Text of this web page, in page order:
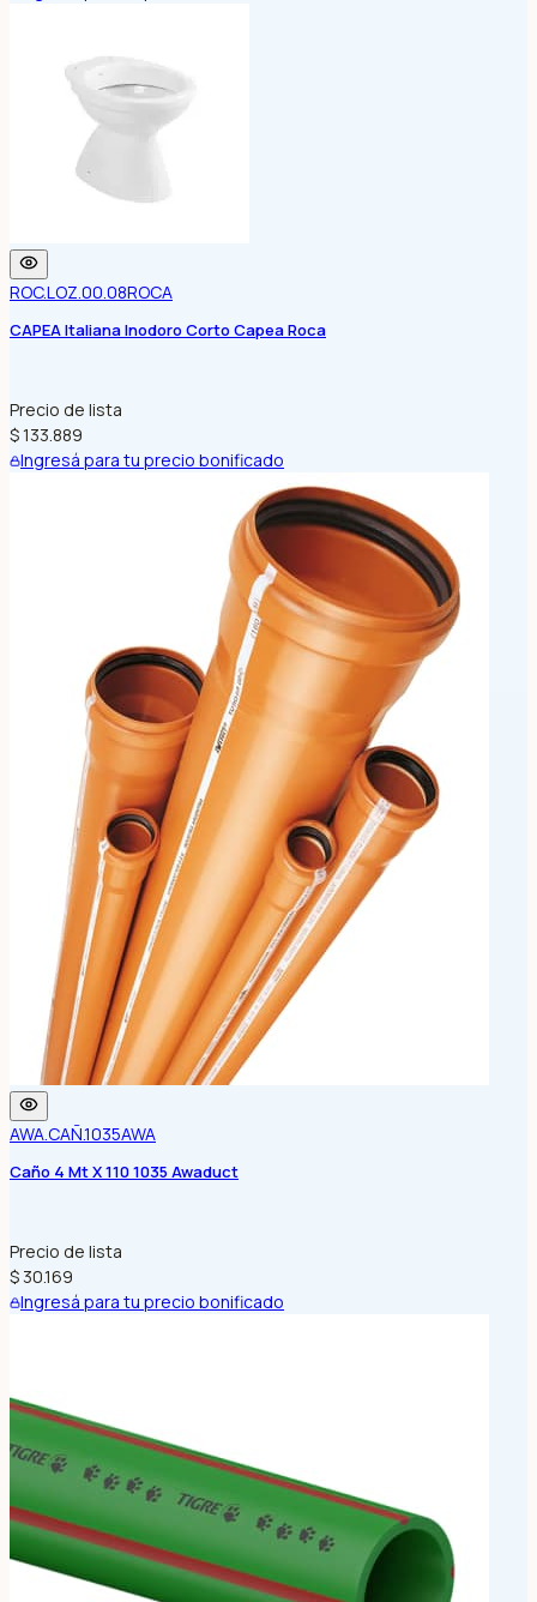
ROC.LOZ.00.08ROCA
CAPEA Italiana Inodoro Corto Capea Roca
Precio de lista
$ 133.889
Ingresá para tu precio bonificado
AWA.CAÑ.1035AWA
Caño 4 Mt X 110 1035 Awaduct
Precio de lista
$ 30.169
Ingresá para tu precio bonificado